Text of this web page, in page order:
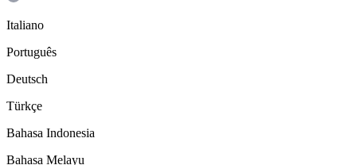
Italiano
Português
Deutsch
Türkçe
Bahasa Indonesia
Bahasa Melayu